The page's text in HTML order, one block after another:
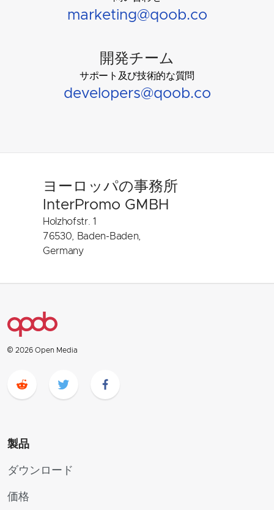
marketing@qoob.co
開発チーム
サポート及び技術的な質問
developers@qoob.co
ヨーロッパの事務所
InterPromo GMBH
Holzhofstr. 1
76530, Baden-Baden,
Germany
© 2026 Open Media
製品
ダウンロード
価格